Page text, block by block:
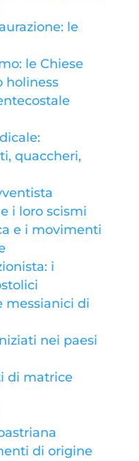
le
le Chiese
holiness
quaccheri,
i loro scismi
e i movimenti
i
messianici di
nei paesi
di matrice
di origine